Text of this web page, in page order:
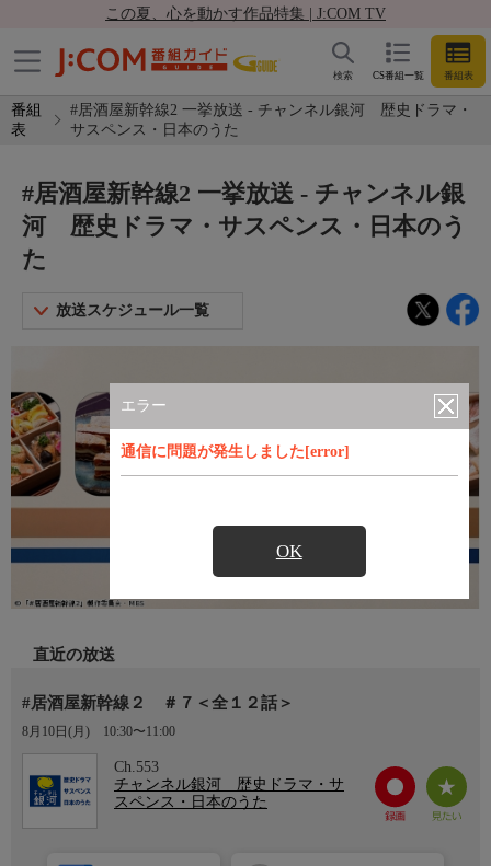
この夏、心を動かす作品特集 | J:COM TV
CS番組一覧 番組表
検索
番組
表
#居酒屋新幹線2 一挙放送 - チャンネル銀河 歴史ドラマ・
サスペンス・日本のうた
エラー
通信に問題が発生しました[error]
OK
#居酒屋新幹線2 一挙放送 - チャンネル銀
河 歴史ドラマ・サスペンス・日本のう
た
放送スケジュール一覧
直近の放送
#居酒屋新幹線２ ＃７＜全１２話＞
8月10日(月) 10:30〜11:00
Ch.553
チャンネル銀河 歴史ドラマ・サ
スペンス・日本のうた